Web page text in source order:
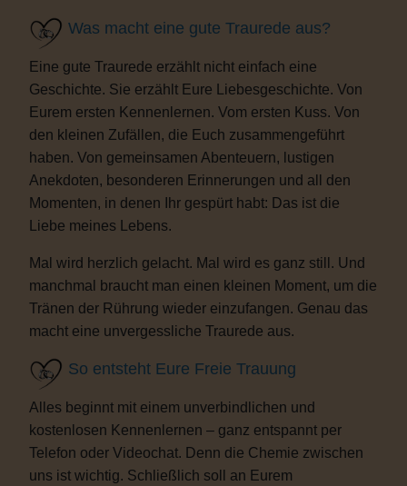
Was macht eine gute Traurede aus?
Eine gute Traurede erzählt nicht einfach eine
Geschichte. Sie erzählt Eure Liebesgeschichte. Von
Eurem ersten Kennenlernen. Vom ersten Kuss. Von
den kleinen Zufällen, die Euch zusammengeführt
haben. Von gemeinsamen Abenteuern, lustigen
Anekdoten, besonderen Erinnerungen und all den
Momenten, in denen Ihr gespürt habt: Das ist die
Liebe meines Lebens.
Mal wird herzlich gelacht. Mal wird es ganz still. Und
manchmal braucht man einen kleinen Moment, um die
Tränen der Rührung wieder einzufangen. Genau das
macht eine unvergessliche Traurede aus.
So entsteht Eure Freie Trauung
Alles beginnt mit einem unverbindlichen und
kostenlosen Kennenlernen – ganz entspannt per
Telefon oder Videochat. Denn die Chemie zwischen
uns ist wichtig. Schließlich soll an Eurem